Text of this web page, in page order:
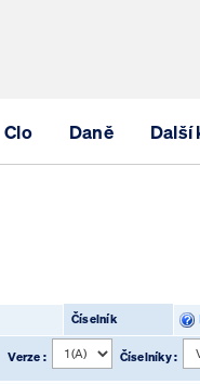
Clo Daně Další
Číselník
Verze : Číselníky :